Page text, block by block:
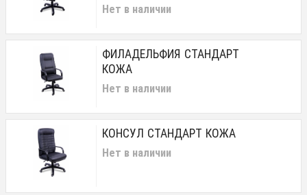
Нет в наличии
ФИЛАДЕЛЬФИЯ СТАНДАРТ
КОЖА
Нет в наличии
КОНСУЛ СТАНДАРТ КОЖА
Нет в наличии